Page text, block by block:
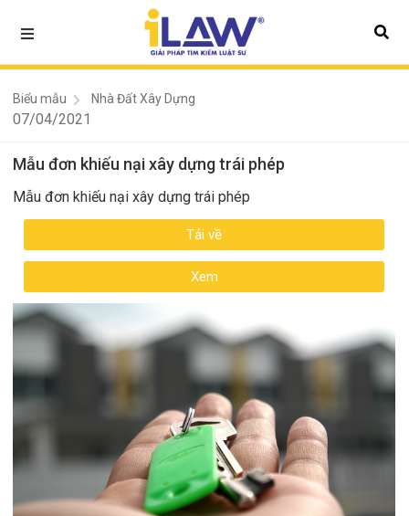
Biểu mẫu Nhà Đất Xây Dựng
07/04/2021
Mẫu đơn khiếu nại xây dựng trái phép
Mẫu đơn khiếu nại xây dựng trái phép
Tải về
Xem